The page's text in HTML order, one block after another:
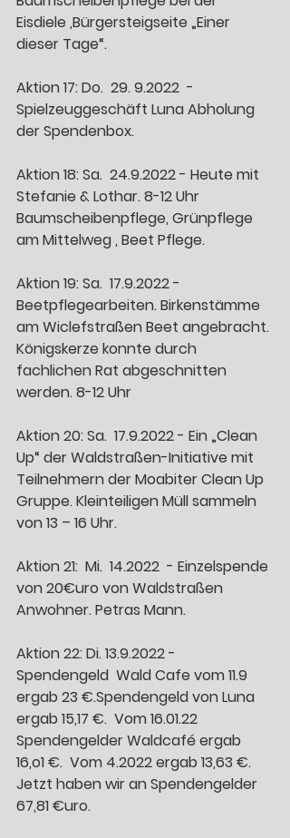
Eisdiele ,Bürgersteigseite „Einer
dieser Tage“.
Aktion 17: Do.  29. 9.2022  -
Spielzeuggeschäft Luna Abholung
der Spendenbox.
Aktion 18: Sa.  24.9.2022 - Heute mit
Stefanie & Lothar. 8-12 Uhr
Baumscheibenpflege, Grünpflege
am Mittelweg , Beet Pflege.
Aktion 19: Sa.  17.9.2022 -
Beetpflegearbeiten. Birkenstämme
am Wiclefstraßen Beet angebracht.
Königskerze konnte durch
fachlichen Rat abgeschnitten
werden. 8-12 Uhr
Aktion 20: Sa.  17.9.2022 - Ein „Clean
Up“ der Waldstraßen-Initiative mit
Teilnehmern der Moabiter Clean Up
Gruppe. Kleinteiligen Müll sammeln
von 13 – 16 Uhr.
Aktion 21:  Mi.  14.2022  - Einzelspende
von 20€uro von Waldstraßen
Anwohner. Petras Mann.
Aktion 22: Di. 13.9.2022 -
Spendengeld  Wald Cafe vom 11.9
ergab 23 €.Spendengeld von Luna
ergab 15,17 €.  Vom 16.01.22
Spendengelder Waldcafé ergab
16,o1 €.  Vom 4.2022 ergab 13,63 €.
Jetzt haben wir an Spendengelder
67,81 €uro.